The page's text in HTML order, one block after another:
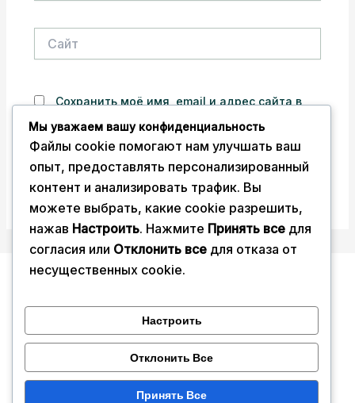
Сохранить моё имя, email и адрес сайта в
этом браузере для последующих моих
комментариев.
О нас
Услуги
Блог
Мы уважаем вашу конфиденциальность
Файлы cookie помогают нам улучшать ваш
опыт, предоставлять персонализированный
контент и анализировать трафик. Вы
можете выбрать, какие cookie разрешить,
нажав Настроить. Нажмите Принять все для
согласия или Отклонить все для отказа от
несущественных cookie.
Настроить
Отклонить Все
Принять Все